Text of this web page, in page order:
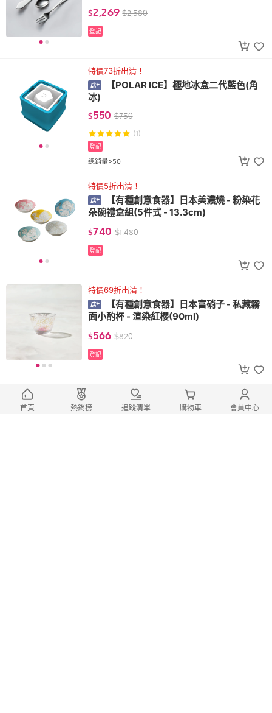
$2,269 $2,580
登記
特價73折出清！
【POLAR ICE】極地冰盒二代藍色(角
冰)
$550 $750
(1)
總銷量>50
登記
特價5折出清！
【有種創意食器】日本美濃燒 - 粉染花
朵碗禮盒組(5件式 - 13.3cm)
$740 $1,480
登記
特價69折出清！
【有種創意食器】日本富硝子 - 私藏霧
面小酌杯 - 渲染紅櫻(90ml)
$566 $820
登記
山崎金屬指定台灣經銷，保證正品
【有種創意食器】日本山崎金屬 - HOM
首頁 熱銷榜 追蹤清單 購物車 會員中心